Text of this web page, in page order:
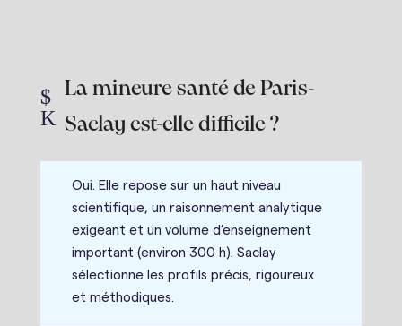
La mineure santé de Paris-
Saclay est-elle difficile ?
$
K
Oui. Elle repose sur un haut niveau
scientifique, un raisonnement analytique
exigeant et un volume d’enseignement
important (environ 300 h). Saclay
sélectionne les profils précis, rigoureux
et méthodiques.